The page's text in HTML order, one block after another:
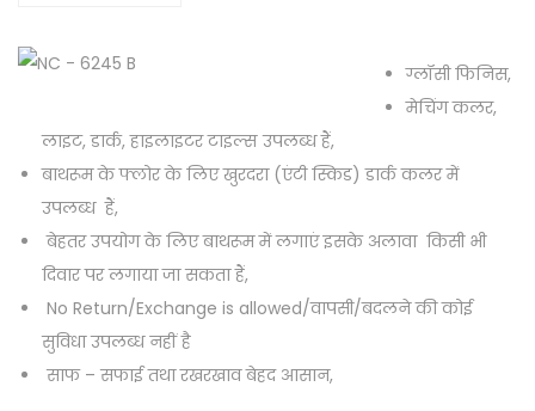
ग्लॉसी फिनिस,
मेचिंग कलर,
लाइट, डार्क, हाइलाइटर टाइल्स उपलब्ध हैं,
बाथरूम के फ्लोर के लिए खुरदरा (एंटी स्किड) डार्क कलर में
उपलब्ध हैं,
बेहतर उपयोग के लिए बाथरूम में लगाएं इसके अलावा किसी भी
दिवार पर लगाया जा सकता हैं,
No Return/Exchange is allowed/वापसी/बदलने की कोई
सुविधा उपलब्ध नहीं है
साफ – सफाई तथा रखरखाव बेहद आसान,